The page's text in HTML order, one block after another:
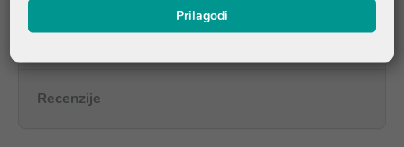
Pitanja i odgovori
Recenzije
Prilagodi